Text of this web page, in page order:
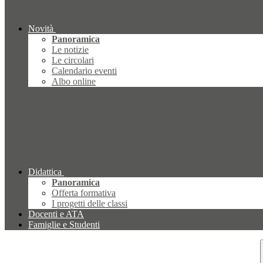
Novità
Panoramica
Le notizie
Le circolari
Calendario eventi
Albo online
Didattica
Panoramica
Offerta formativa
I progetti delle classi
Docenti e ATA
Famiglie e Studenti